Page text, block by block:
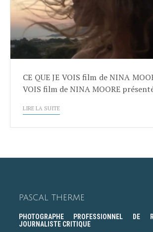
CE QUE JE VOIS film de NINA
VOIS film de NINA MOORE
LIRE LA SUITE
PASCAL THERME
PHOTOGRAPHE PROFESSIONNEL DE
JOURNALISTE CRITIQUE